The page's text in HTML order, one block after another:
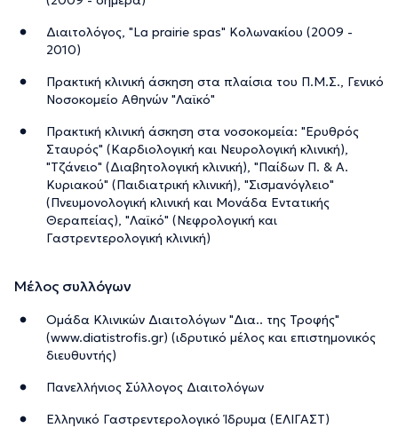
Διαιτολόγος, "La prairie spas" Κολωνακίου (2009 -
2010)
Πρακτική κλινική άσκηση στα πλαίσια του Π.Μ.Σ., Γενικό
Νοσοκομείο Αθηνών "Λαϊκό"
Πρακτική κλινική άσκηση στα νοσοκομεία: "Ερυθρός
Σταυρός" (Καρδιολογική και Νευρολογική κλινική),
"Τζάνειο" (Διαβητολογική κλινική), "Παίδων Π. & Α.
Κυριακού" (Παιδιατρική κλινική), "Σισμανόγλειο"
(Πνευμονολογική κλινική και Μονάδα Εντατικής
Θεραπείας), "Λαϊκό" (Νεφρολογική και
Γαστρεντερολογική κλινική)
Μέλος συλλόγων
Ομάδα Κλινικών Διαιτολόγων "Δια.. της Τροφής"
(www.diatistrofis.gr) (ιδρυτικό μέλος και επιστημονικός
διευθυντής)
Πανελλήνιος Σύλλογος Διαιτολόγων
Ελληνικό Γαστρεντερολογικό Ίδρυμα (ΕΛΙΓΑΣΤ)